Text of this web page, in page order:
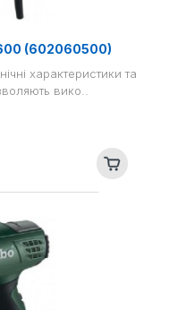
(602060500)
характеристики та
вико..